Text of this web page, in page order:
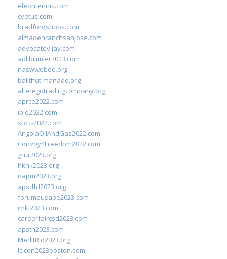
eleontennis.com
cyetus.com
bradfordshops.com
almadenranchsanjose.com
advocatevijay.com
adlibilimler2023.com
naswwebed.org
balithut-manado.org
alteregotradingcompany.org
aprce2022.com
ibie2022.com
sbcc-2022.com
AngolaOilAndGas2022.com
Convoy4Freedom2022.com
grur2023.org
hkhk2023.org
napm2023.org
apsdfd2023.org
forumausape2023.com
imkl2023.com
careerfaircsd2023.com
apsth2023.com
MedItRio2023.org
lcicon2023boston.com